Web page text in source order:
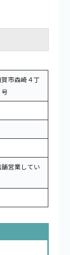
市森崎４丁
営業してい